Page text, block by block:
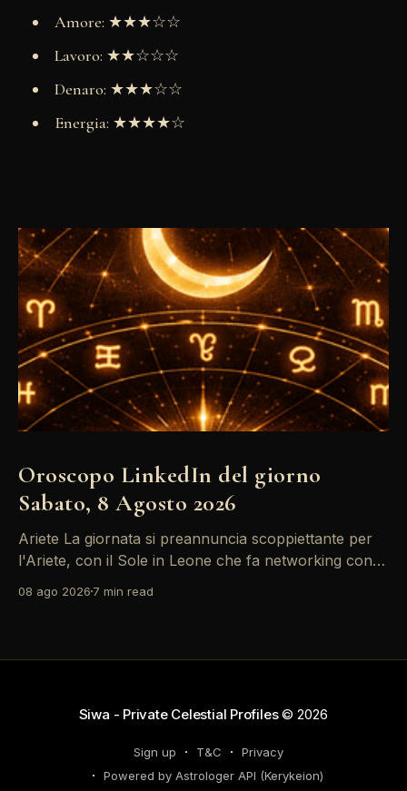
Amore: ★★★☆☆
Lavoro: ★★☆☆☆
Denaro: ★★★☆☆
Energia: ★★★★☆
Oroscopo LinkedIn del giorno
Sabato, 8 Agosto 2026
Ariete La giornata si preannuncia scoppiettante per
l'Ariete, con il Sole in Leone che fa networking con la
d'oro per postare un aggiornamento che incapsuli la
08 ago 2026 7 min read
Siwa - Private Celestial Profiles© 2026
Sign up T&C
Privacy
Powered by Astrologer API (Kerykeion)